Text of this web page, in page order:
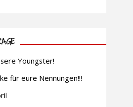
Youngster!
für eure Nennungen!!!